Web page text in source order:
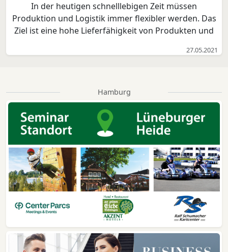
In der heutigen schnelllebigen Zeit müssen
Produktion und Logistik immer flexibler werden. Das
Ziel ist eine hohe Lieferfähigkeit von Produkten und
Produktionsabläufe tragen zur Wirtschaftlichkeit von
27.05.2021
Hamburg